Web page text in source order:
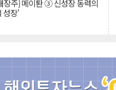
장주] 메이퇀 ③ 신성장 동력의
성장'